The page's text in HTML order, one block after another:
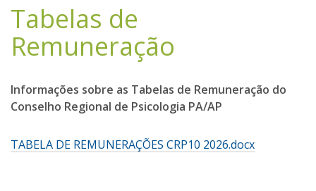
Tabelas de
Remuneração
Informações sobre as Tabelas de Remuneração do
Conselho Regional de Psicologia PA/AP
TABELA DE REMUNERAÇÕES CRP10 2026.docx